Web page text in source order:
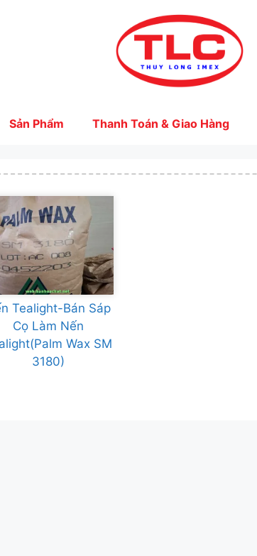
Sản Phẩm Thanh Toán & Giao Hàng
Tealight-Bán Sáp
Cọ Làm Nến
Wax SM
3180)